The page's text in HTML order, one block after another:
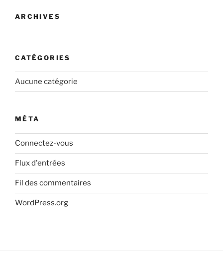
ARCHIVES
CATÉGORIES
Aucune catégorie
MÉTA
Connectez-vous
Flux d'entrées
Fil des commentaires
WordPress.org